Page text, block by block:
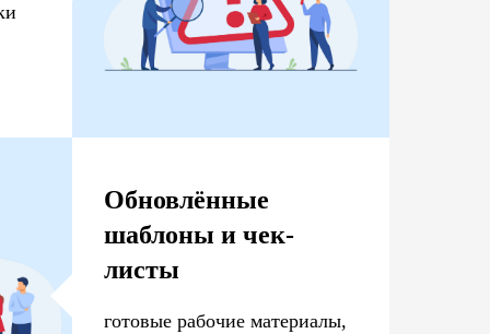
Обновлённые
шаблоны и чек-
листы
готовые рабочие материалы,